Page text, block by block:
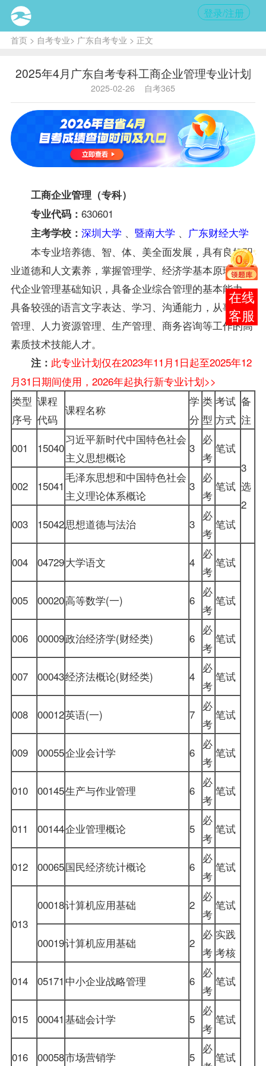
登录/注册
首页> 自考专业> 广东自考专业 > 正文
2025年4月广东自考专科工商企业管理专业计划
2025-02-26 自考365
工商企业管理（专科）
专业代码： 630601
主考学校： 深圳大学 、 暨南大学 、 广东财经大学
本专业培养德、智、体、美全面发展，具有良好职
业道德和人文素养，掌握管理学、经济学基本原理和现
代企业管理基础知识，具备企业综合管理的基本能力，
具备较强的语言文字表达、学习、沟通能力，从事行政
管理、人力资源管理、生产管理、商务咨询等工作的高
素质技术技能人才。
注： 此专业计划仅在2023年11月1日起至2025年12
月31日期间使用，2026年起执行新专业计划>>
类型
序号
课程
代码
课程名称
学
分
类
型
考试
方式
备
注
001
15040
习近平新时代中国特色社会
主义思想概论
3
必
考
笔试
3
选
2
002 15041
毛泽东思想和中国特色社会
主义理论体系概论
3
必
考
笔试
003 15042思想道德与法治 3
必
考
笔试
004 04729大学语文 4
必
考
笔试
005 00020高等数学(一) 6
必
考
笔试
006 00009政治经济学(财经类) 6
必
考
笔试
007 00043经济法概论(财经类) 4
必
考
笔试
008 00012英语(一) 7
必
考
笔试
009 00055企业会计学 6
必
考
笔试
010 00145生产与作业管理 6
必
考
笔试
011 00144企业管理概论 5
必
考
笔试
012 00065国民经济统计概论 6
必
考
笔试
013
00018计算机应用基础 2
必
考
笔试
00019计算机应用基础 2
必
考
实践
考核
014
05171 中小企业战略管理 6
必
考
笔试
015 00041 基础会计学 5
必
考
笔试
016 00058市场营销学 5
必
笔试
报考
咨询